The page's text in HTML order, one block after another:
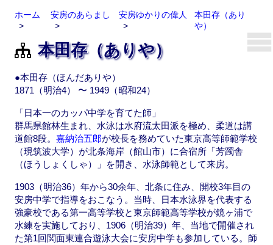
ホーム 安房のあらまし 安房ゆかりの偉人
本田存（あり
や）
本田存（ありや）
●本田存（ほんだありや）
1871（明治4） 〜 1949（昭和24）
「日本一のカッパ中学を育てた師」
群馬県館林生まれ、水泳は水府流太田派を極め、柔道は講
道館8段。 嘉納治五郎が校長を務めていた東京高等師範学校
（現筑波大学）が北条海岸（館山市）に合宿所「芳躅舎
（ほうしょくしゃ）」を開き、水泳師範として来房。
1903（明治36）年から30余年、北条に住み、開校3年目の
安房中学で指導をおこなう。当時、日本水泳界を代表する
強豪校である第一高等学校と東京師範高等学校が鏡ヶ浦で
水練を実施しており、1906（明治39）年、当地で開催され
た第1回関面東連合遊泳大会に安房中学も参加している。師